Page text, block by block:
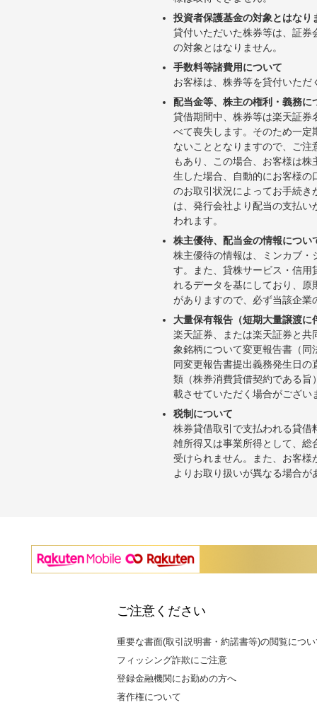
投資者保護基金の対象とはなり
貸付いただいた株券等は、証
の対象とはなりません。
手数料等諸費用について
お客様は、株券等を貸付いた
配当金等、株主の権利・義務に
貸借期間中、株券等は楽天証
べて喪失します。そのため一
ないこととなりますので、ご
もあり、この場合、お客様は
生した場合、自動的にお客様
のお取引状況によってお手続
は、発行会社より配当の支払
われます。
株主優待、配当金の情報につい
株主優待の情報は、ミンカブ
す。また、貸株サービス・信
れるデータを基にしており、
がありますので、必ず当該企
大量保有報告（短期大量譲渡
楽天証券、または楽天証券と
象銘柄について変更報告書（
同変更報告書提出義務発生日
類（株券消費貸借契約である
載させていただく場合がござ
税制について
株券貸借取引で支払われる貸
雑所得又は事業所得として、
受けられません。また、お客
よりお取り扱いが異なる場合
ご注意ください
重要な書面(取引説明書・約諾書等)の閲覧につ
フィッシング詐欺にご注意
登録金融機関にお勤めの方へ
著作権について